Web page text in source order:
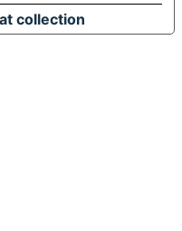
collection